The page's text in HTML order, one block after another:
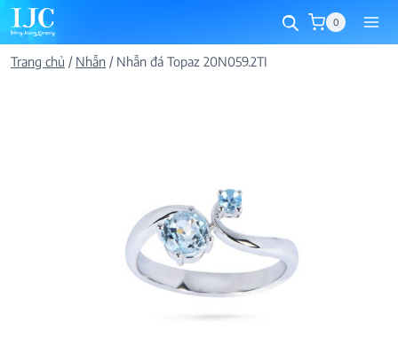
Skip
to
content
0
Trang chủ / Nhẫn / Nhẫn đá Topaz 20N059.2TI